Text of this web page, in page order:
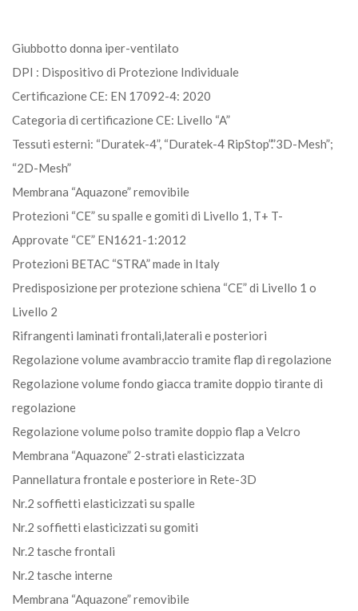
Giubbotto donna iper-ventilato
DPI : Dispositivo di Protezione Individuale
Certificazione CE: EN 17092-4: 2020
Categoria di certificazione CE: Livello “A”
Tessuti esterni: “Duratek-4”, “Duratek-4 RipStop”.”3D-Mesh”;
“2D-Mesh”
Membrana “Aquazone” removibile
Protezioni “CE” su spalle e gomiti di Livello 1, T+ T-
Approvate “CE” EN1621-1:2012
Protezioni BETAC “STRA” made in Italy
Predisposizione per protezione schiena “CE” di Livello 1 o
Livello 2
Rifrangenti laminati frontali,laterali e posteriori
Regolazione volume avambraccio tramite flap di regolazione
Regolazione volume fondo giacca tramite doppio tirante di
regolazione
Regolazione volume polso tramite doppio flap a Velcro
Membrana “Aquazone” 2-strati elasticizzata
Pannellatura frontale e posteriore in Rete-3D
Nr.2 soffietti elasticizzati su spalle
Nr.2 soffietti elasticizzati su gomiti
Nr.2 tasche frontali
Nr.2 tasche interne
Membrana “Aquazone” removibile